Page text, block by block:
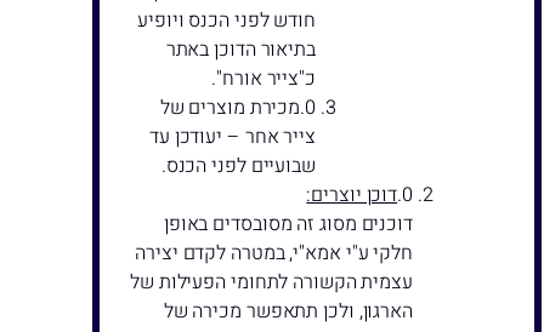
חודש לפני הכנס ויופיע
בתיאור הדוכן באתר
כ"צייר אורח".
מכירת מוצרים של
צייר אחר – יעודכן עד
שבועיים לפני הכנס.
דוכן יוצרים:
דוכנים מסוג זה מסובסדים באופן
חלקי ע"י אמא"י, במטרה לקדם יצירה
עצמית הקשורה לתחומי הפעילות של
הארגון, ולכן תתאפשר מכירה של